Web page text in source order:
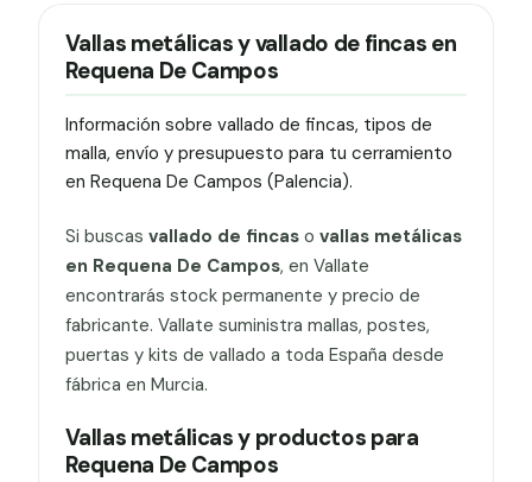
Vallas metálicas y vallado de fincas en
Requena De Campos
Información sobre vallado de fincas, tipos de
malla, envío y presupuesto para tu cerramiento
en Requena De Campos (Palencia).
Si buscas vallado de fincaso vallas metálicas
en Requena De Campos, en Vallate
encontrarás stock permanente y precio de
fabricante. Vallate suministra mallas, postes,
puertas y kits de vallado a toda España desde
fábrica en Murcia.
Vallas metálicas y productos para
Requena De Campos